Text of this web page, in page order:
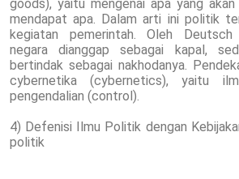
goods), yaitu mengenai apa yang
mendapat apa. Dalam arti ini politik
kegiatan pemerintah. Oleh Deutsch
negara dianggap sebagai kapal,
bertindak sebagai nakhodanya.
cybernetika (cybernetics), yaitu
pengendalian (control).
4) Defenisi Ilmu Politik dengan
politik